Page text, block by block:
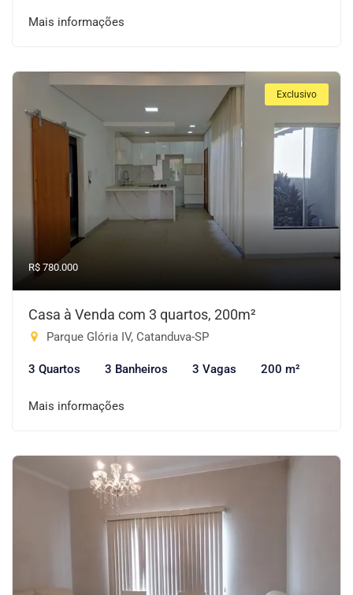
Mais informações
Exclusivo
R$ 780.000
Casa à Venda com 3 quartos, 200m²
Parque Glória IV, Catanduva-SP
3 Quartos 3 Banheiros 3 Vagas 200 m²
Mais informações